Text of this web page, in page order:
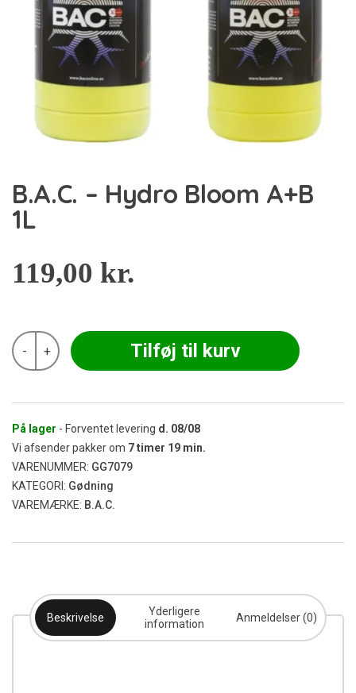
B.A.C. – Hydro Bloom A+B
1L
119,00 kr.
-
B.A.C.
Hydro
antal
+ Tilføj til kurv
På lager - Forventet levering d. 08/08
Vi afsender pakker om 7timer 19 min.
VARENUMMER: GG7079
KATEGORI: Gødning
VAREMÆRKE: B.A.C.
Beskrivelse
Yderligere
information
Anmeldelser (0)